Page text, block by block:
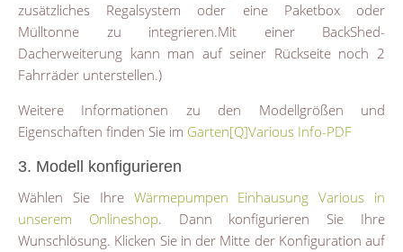
zusätzliches Regalsystem oder eine Paketbox oder
Mülltonne zu integrieren.Mit einer BackShed-
Dacherweiterung kann man auf seiner Rückseite noch 2
Fahrräder unterstellen.)
Weitere Informationen zu den Modellgrößen und
Eigenschaften finden Sie im Garten[Q]Various Info-PDF
3. Modell konfigurieren
Wählen Sie Ihre Wärmepumpen Einhausung Various in
unserem Onlineshop. Dann konfigurieren Sie Ihre
Wunschlösung. Klicken Sie in der Mitte der Konfiguration auf